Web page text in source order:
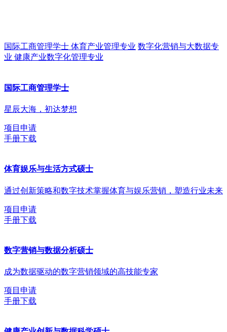
国际工商管理学士 体育产业管理专业 数字化营销与大数据专
业 健康产业数字化管理专业
国际工商管理学士
星辰大海，初达梦想
项目申请
手册下载
体育娱乐与生活方式硕士
通过创新策略和数字技术掌握体育与娱乐营销，塑造行业未来
项目申请
手册下载
数字营销与数据分析硕士
成为数据驱动的数字营销领域的高技能专家
项目申请
手册下载